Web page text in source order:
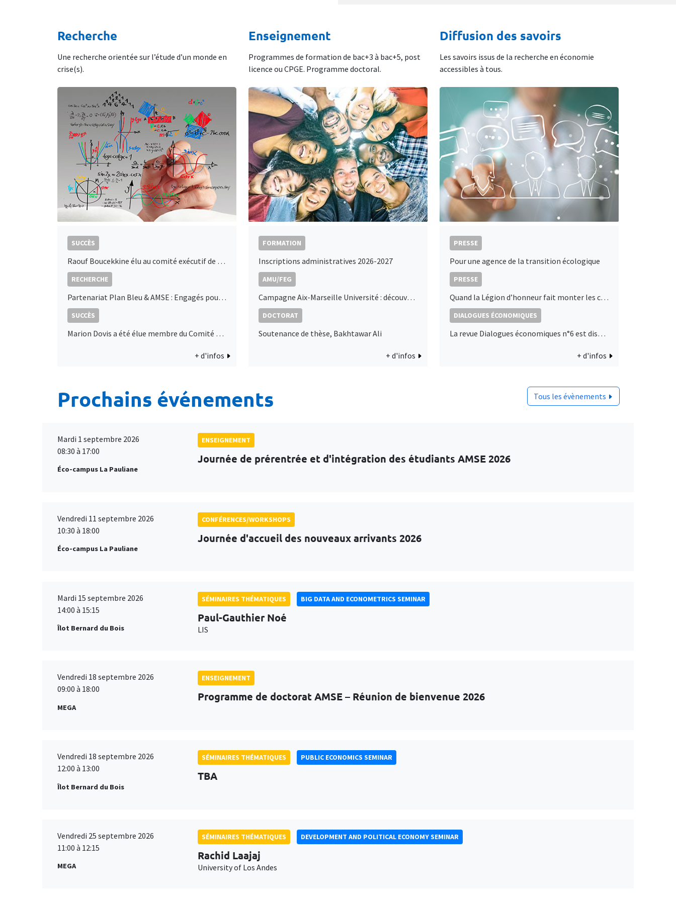
Recherche
Une recherche orientée sur l’étude d’un monde en
crise(s).
SUCCÈS
Raouf Boucekkine élu au comité exécutif de l’IEA
RECHERCHE
Partenariat Plan Bleu & AMSE : Engagés pour l'économie durable en Méditerranée
SUCCÈS
Marion Dovis a été élue membre du Comité Directeur de l’AFSE
+ d'infos
Enseignement
Programmes de formation de bac+3 à bac+5, post
licence ou CPGE. Programme doctoral.
FORMATION
Inscriptions administratives 2026-2027
AMU/FEG
Campagne Aix-Marseille Université : découvrez le podcast de Marc Sangnier
DOCTORAT
Soutenance de thèse, Bakhtawar Ali
+ d'infos
Diffusion des savoirs
Les savoirs issus de la recherche en économie
accessibles à tous.
PRESSE
Pour une agence de la transition écologique
PRESSE
Quand la Légion d’honneur fait monter les cours de Bourse : les décorations d’État, signaux de proximité politique ?
DIALOGUES ÉCONOMIQUES
La revue Dialogues économiques n°6 est disponible !
+ d'infos
Prochains événements Tous les évènements
Mardi 1 septembre 2026
08:30 à 17:00
Éco-campus La Pauliane
ENSEIGNEMENT
Journée de prérentrée et d'intégration des étudiants AMSE 2026
Vendredi 11 septembre 2026
10:30 à 18:00
Éco-campus La Pauliane
CONFÉRENCES/WORKSHOPS
Journée d'accueil des nouveaux arrivants 2026
Mardi 15 septembre 2026
14:00 à 15:15
Îlot Bernard du Bois
SÉMINAIRES THÉMATIQUES BIG DATA AND ECONOMETRICS SEMINAR
Paul-Gauthier Noé
LIS
Vendredi 18 septembre 2026
09:00 à 18:00
MEGA
ENSEIGNEMENT
Programme de doctorat AMSE – Réunion de bienvenue 2026
Vendredi 18 septembre 2026
12:00 à 13:00
Îlot Bernard du Bois
SÉMINAIRES THÉMATIQUES PUBLIC ECONOMICS SEMINAR
TBA
Vendredi 25 septembre 2026
11:00 à 12:15
MEGA
SÉMINAIRES THÉMATIQUES DEVELOPMENT AND POLITICAL ECONOMY SEMINAR
Rachid Laajaj
University of Los Andes